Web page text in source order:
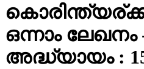
ഒന്നാം ലേഖനം
അദ്ധ്യായം :